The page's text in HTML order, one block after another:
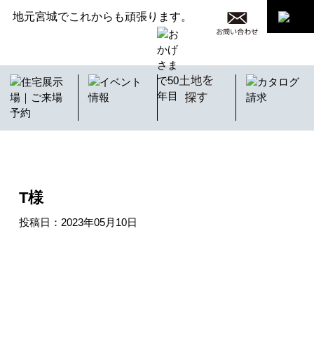
地元宮城でこれからも頑張ります。
スモリの家
T様
投稿日：2023年05月10日